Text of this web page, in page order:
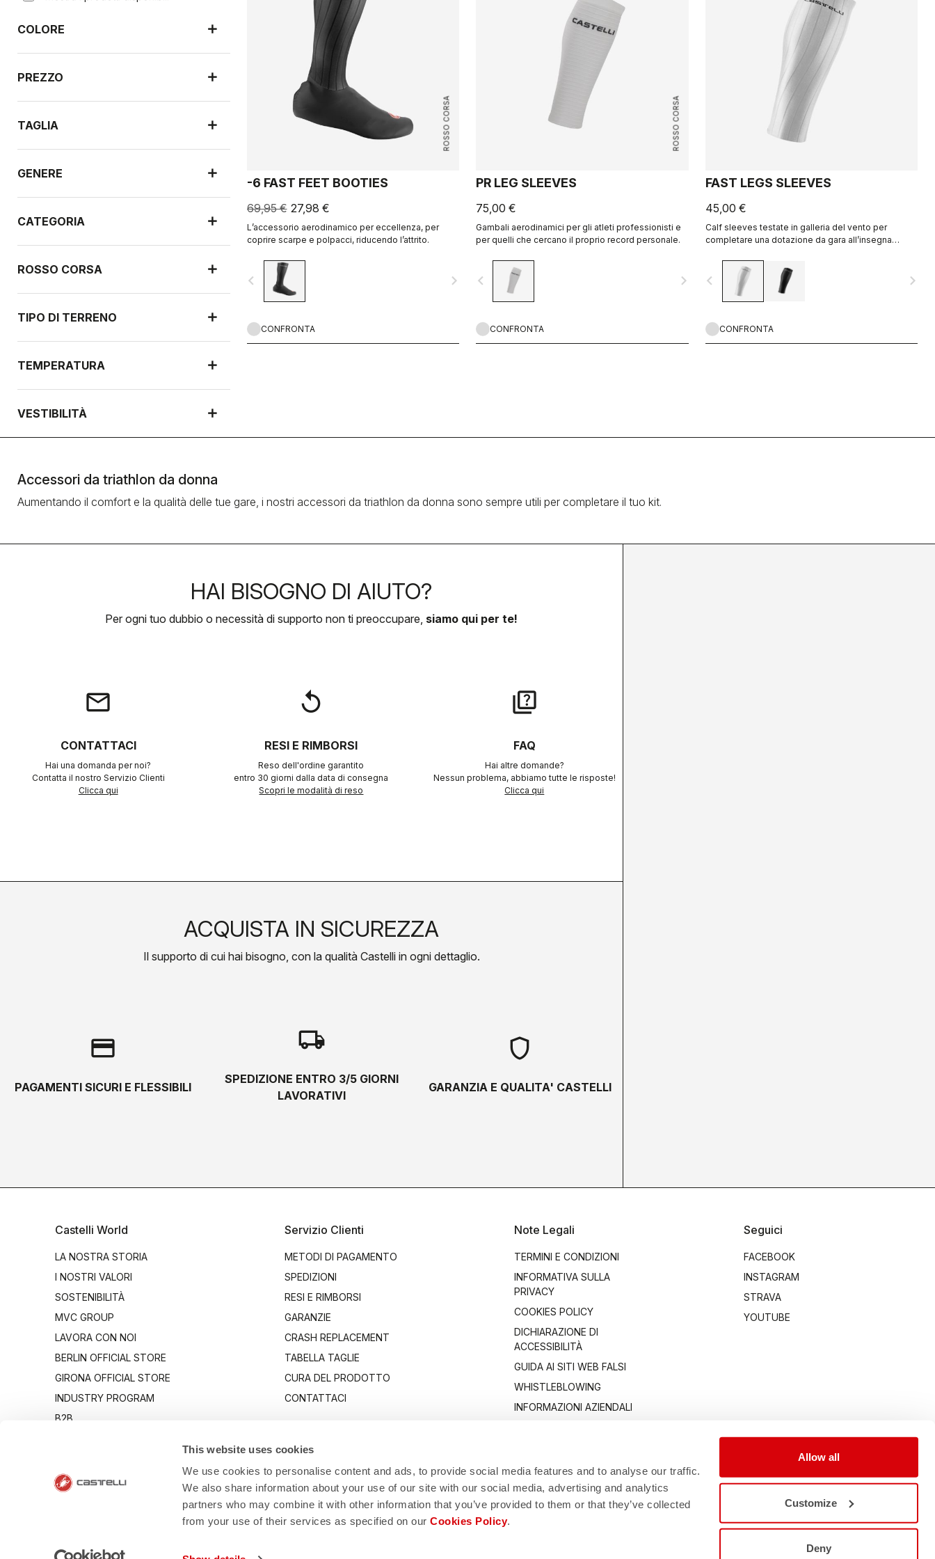
This website uses cookies
We use cookies to personalise content and ads, to provide social media features and to analyse our traffic.
We also share information about your use of our site with our social media, advertising and analytics
partners who may combine it with other information that you’ve provided to them or that they’ve collected
from your use of their services as specified on ourCookies Policy.
Allow all
Customize
Deny
COLORE
PREZZO
TAGLIA
GENERE
CATEGORIA
ROSSO CORSA
TIPO DI TERRENO
TEMPERATURA
VESTIBILITÀ
ROSSO CORSA
-6 FAST FEET BOOTIES
69,95 € 27,98 €
L’accessorio aerodinamico per eccellenza, per
coprire scarpe e polpacci, riducendo l’attrito.
navigate_before navigate_next
CONFRONTA
ROSSO CORSA
PR LEG SLEEVES
75,00 €
Gambali aerodinamici per gli atleti professionisti e
per quelli che cercano il proprio record personale.
navigate_before navigate_next
CONFRONTA
FAST LEGS SLEEVES
45,00 €
Calf sleeves testate in galleria del vento per
completare una dotazione da gara all’insegna
navigate_before navigate_next
CONFRONTA
Accessori da triathlon da donna
Aumentando il comfort e la qualità delle tue gare, i nostri accessori da triathlon da donna sono sempre utili per completare il tuo kit.
HAI BISOGNO DI AIUTO?
Per ogni tuo dubbio o necessità di supporto non ti preoccupare, siamo qui per te!
email
CONTATTACI
Hai una domanda per noi?
Contatta il nostro Servizio Clienti
Clicca qui
replay
RESI E RIMBORSI
Reso dell'ordine garantito
entro 30 giorni dalla data di consegna
Scopri le modalità di reso
quiz
FAQ
Hai altre domande?
Nessun problema, abbiamo tutte le risposte!
Clicca qui
ACQUISTA IN SICUREZZA
Il supporto di cui hai bisogno, con la qualità Castelli in ogni dettaglio.
credit_card
PAGAMENTI SICURI E FLESSIBILI
local_shipping
SPEDIZIONE ENTRO 3/5 GIORNI
LAVORATIVI
shield
GARANZIA E QUALITA' CASTELLI
Castelli World
LA NOSTRA STORIA
I NOSTRI VALORI
SOSTENIBILITÀ
MVC GROUP
LAVORA CON NOI
BERLIN OFFICIAL STORE
GIRONA OFFICIAL STORE
INDUSTRY PROGRAM
B2B
Servizio Clienti
METODI DI PAGAMENTO
SPEDIZIONI
RESI E RIMBORSI
GARANZIE
CRASH REPLACEMENT
TABELLA TAGLIE
CURA DEL PRODOTTO
CONTATTACI
Note Legali
TERMINI E CONDIZIONI
INFORMATIVA SULLA
PRIVACY
COOKIES POLICY
DICHIARAZIONE DI
ACCESSIBILITÀ
GUIDA AI SITI WEB FALSI
WHISTLEBLOWING
INFORMAZIONI AZIENDALI
Seguici
FACEBOOK
INSTAGRAM
STRAVA
YOUTUBE